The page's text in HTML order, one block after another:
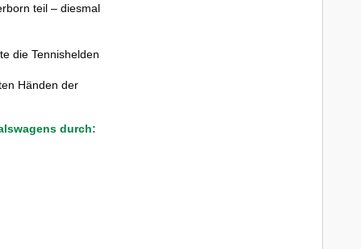
teil – diesmal
die Tennishelden
Händen der
durch: